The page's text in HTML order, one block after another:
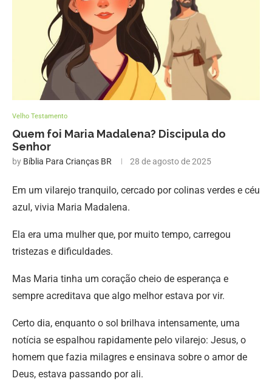
Velho Testamento
Quem foi Maria Madalena? Discipula do
Senhor
by Bíblia Para Crianças BR 28 de agosto de 2025
Em um vilarejo tranquilo, cercado por colinas verdes e céu
azul, vivia Maria Madalena.
Ela era uma mulher que, por muito tempo, carregou
tristezas e dificuldades.
Mas Maria tinha um coração cheio de esperança e
sempre acreditava que algo melhor estava por vir.
Certo dia, enquanto o sol brilhava intensamente, uma
notícia se espalhou rapidamente pelo vilarejo: Jesus, o
homem que fazia milagres e ensinava sobre o amor de
Deus, estava passando por ali.